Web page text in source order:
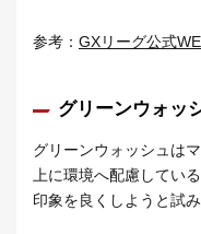
参考： GXリーグ公式
グリーンウォッ
グリーンウォッシュは
上に環境へ配慮してい
印象を良くしようと試み